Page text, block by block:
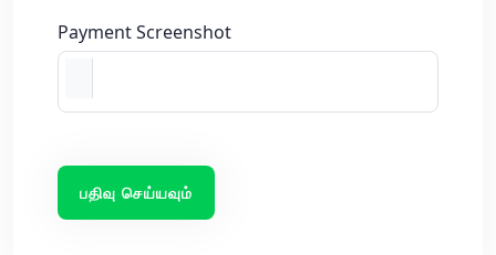
Payment Screenshot
பதிவு செய்யவும்